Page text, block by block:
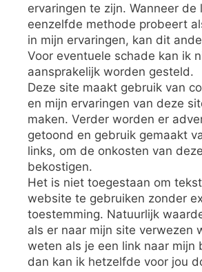
ervaringen te zijn. Wanneer de
eenzelfde methode probeert
in mijn ervaringen, kan dit
Voor eventuele schade kan ik
aansprakelijk worden gesteld.
Deze site maakt gebruik van
en mijn ervaringen van deze
maken. Verder worden er
getoond en gebruik gemaakt
links, om de onkosten van
bekostigen.
Het is niet toegestaan om
website te gebruiken zonder
toestemming. Natuurlijk
als er naar mijn site verwezen
weten als je een link naar mijn
dan kan ik hetzelfde voor jou